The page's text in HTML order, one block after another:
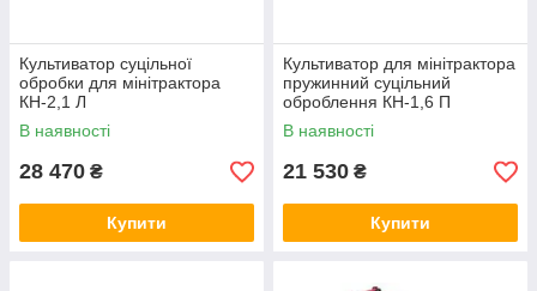
Культиватор суцільної
обробки для мінітрактора
КН-2,1 Л
В наявності
28 470 ₴
Купити
Культиватор для мінітрактора
пружинний суцільний
оброблення КН-1,6 П
В наявності
21 530 ₴
Купити